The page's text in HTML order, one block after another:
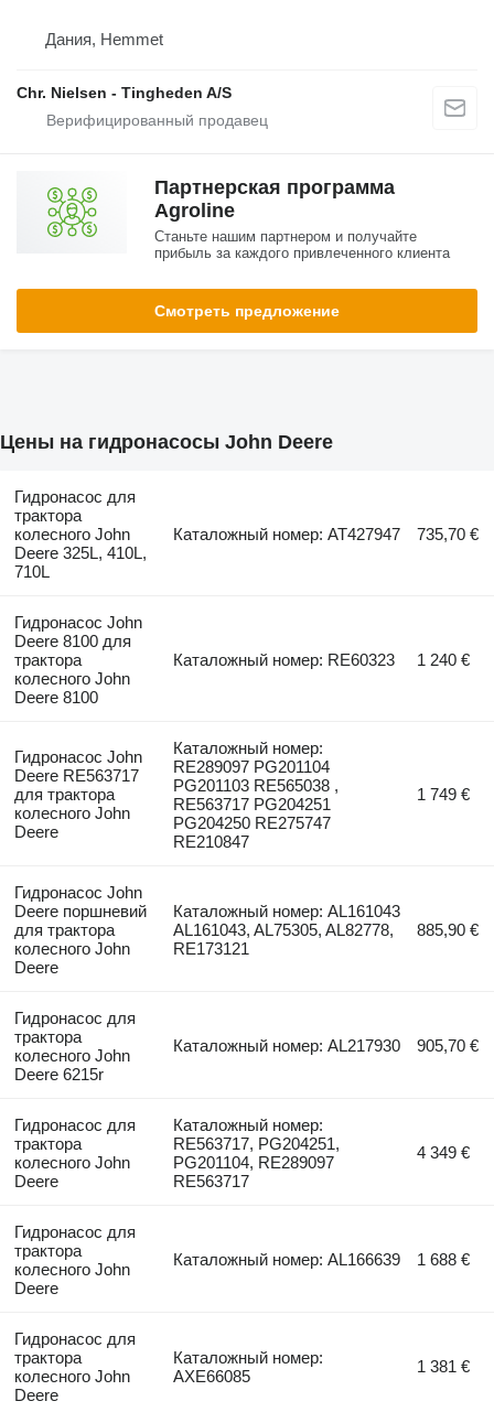
Дания, Hemmet
Chr. Nielsen - Tingheden A/S
Партнерская программа
Agroline
Станьте нашим партнером и получайте
прибыль за каждого привлеченного клиента
Смотреть предложение
Цены на гидронасосы John Deere
Гидронасос для
трактора
колесного John
Deere 325L, 410L,
710L
Каталожный номер: AT427947 735,70 €
Гидронасос John
Deere 8100 для
трактора
колесного John
Deere 8100
Каталожный номер: RE60323 1 240 €
Гидронасос John
Deere RE563717
для трактора
колесного John
Deere
Каталожный номер:
RE289097 PG201104
PG201103 RE565038 ,
RE563717 PG204251
PG204250 RE275747
RE210847
1 749 €
Гидронасос John
Deere поршневий
для трактора
колесного John
Deere
Каталожный номер: AL161043
AL161043, AL75305, AL82778,
RE173121
885,90 €
Гидронасос для
трактора
колесного John
Deere 6215r
Каталожный номер: AL217930 905,70 €
Гидронасос для
трактора
колесного John
Deere
Каталожный номер:
RE563717, PG204251,
PG201104, RE289097
RE563717
4 349 €
Гидронасос для
трактора
колесного John
Deere
Каталожный номер: AL166639 1 688 €
Гидронасос для
трактора
колесного John
Deere
Каталожный номер:
AXE66085
1 381 €